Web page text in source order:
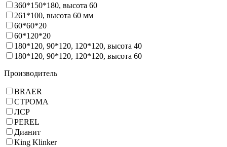
360*150*180, высота 60
261*100, высота 60 мм
60*60*20
60*120*20
180*120, 90*120, 120*120, высота 40
180*120, 90*120, 120*120, высота 60
Производитель
BRAER
СТРОМА
ЛСР
PEREL
Дианит
King Klinker